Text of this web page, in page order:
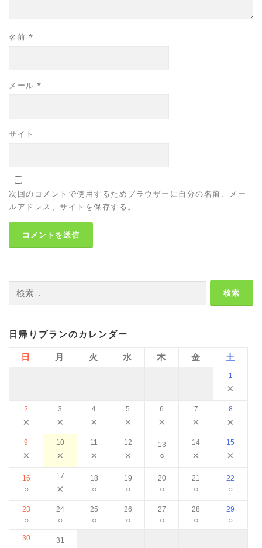
名前 *
メール *
サイト
次回のコメントで使用するためブラウザーに自分の名前、メー
ルアドレス、サイトを保存する。
索:
日帰りプランのカレンダー
日 月 火 水 木 金 土
1
×
2
×
3
×
4
×
5
×
6
×
7
×
8
×
9
×
10
×
11
×
12
×
13
○
14
×
15
×
16
○
17
×
18
○
19
○
20
○
21
○
22
○
23
○
24
○
25
○
26
○
27
○
28
○
29
○
30 31